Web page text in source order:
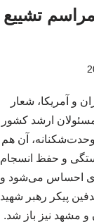
تشییع
و آمریکا، شعار
ارشد کشور
آن هم
و حفظ انسجام
احساس می‌شود و
پیکر رهبر شهید
و مشهد نیز باز شد.